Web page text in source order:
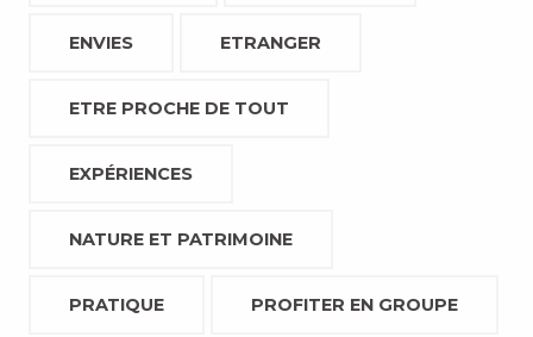
ENVIES ETRANGER
ETRE PROCHE DE TOUT
EXPÉRIENCES
NATURE ET PATRIMOINE
PRATIQUE PROFITER EN GROUPE